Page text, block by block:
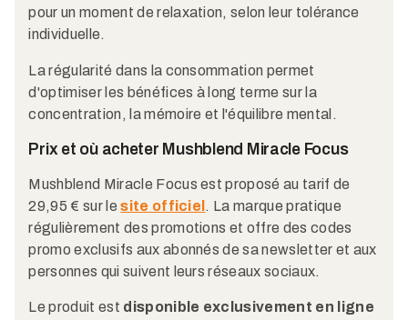
pour un moment de relaxation, selon leur tolérance
individuelle.
La régularité dans la consommation permet
d'optimiser les bénéfices à long terme sur la
concentration, la mémoire et l'équilibre mental.
Prix et où acheter Mushblend Miracle Focus
Mushblend Miracle Focus est proposé au tarif de
29,95 € sur lesite officiel . La marque pratique
régulièrement des promotions et offre des codes
promo exclusifs aux abonnés de sa newsletter et aux
personnes qui suivent leurs réseaux sociaux.
Le produit est disponible exclusivement en ligne